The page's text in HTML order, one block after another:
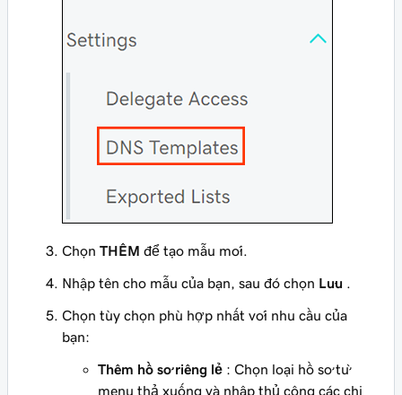
Chọn THÊM để tạo mẫu mới.
Nhập tên cho mẫu của bạn, sau đó chọn Lưu
Chọn tùy chọn phù hợp nhất với nhu cầu của
bạn:
Thêm hồ sơ riêng lẻ : Chọn loại hồ sơ từ
menu thả xuống và nhập thủ công các chi